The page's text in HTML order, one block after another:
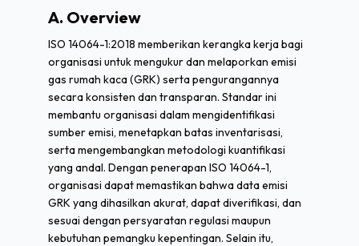
A. Overview
ISO 14064-1:2018 memberikan kerangka kerja bagi
organisasi untuk mengukur dan melaporkan emisi
gas rumah kaca (GRK) serta pengurangannya
secara konsisten dan transparan. Standar ini
membantu organisasi dalam mengidentifikasi
sumber emisi, menetapkan batas inventarisasi,
serta mengembangkan metodologi kuantifikasi
yang andal. Dengan penerapan ISO 14064-1,
organisasi dapat memastikan bahwa data emisi
GRK yang dihasilkan akurat, dapat diverifikasi, dan
sesuai dengan persyaratan regulasi maupun
kebutuhan pemangku kepentingan. Selain itu,